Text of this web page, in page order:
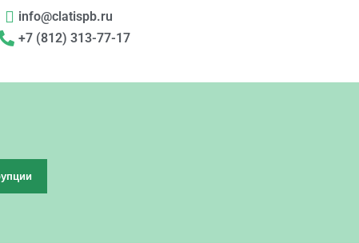
info@clatispb.ru
+7 (812) 313-77-17